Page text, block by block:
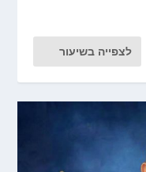
לצפייה בשיעור